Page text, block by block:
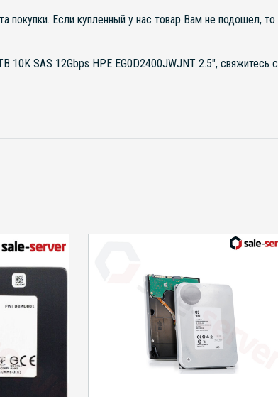
Если купленный у нас товар Вам не подошел,
10K SAS 12Gbps HPE EG0D2400JWJNT 2.5", свяжитесь